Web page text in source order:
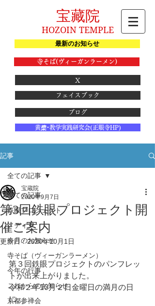
宝藏院
HOZOIN TEMPLE
最新のお知らせ
寺そば(ヴィーガンラーメン)
X
フェイスブック
ブログ
黄檗･教学実践研究会(正眼寺HP)
記事
全ての記事
鉄眼プロジェクト
メディア
今月のお知らせ
寺そば（ヴィーガンラーメン）
今年の行事
これからのお知らせ
京都参禅会
全ての記事
第3回鉄眼プロジェクト開
催ご案内
宝蔵院
2020年9月7日
更新日：2020年10月1日
第３回鉄眼プロジェクトのパンフレッ
トが出来上がりました。
令和２年10月２日金曜日の満月の日
に、